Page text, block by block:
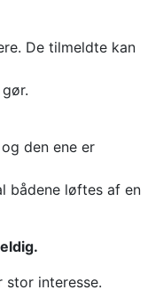
De tilmeldte kan
den ene er
bådene løftes af en
interesse.